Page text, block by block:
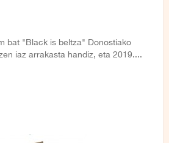
bat "Black is beltza" Donostiako
iaz arrakasta handiz, eta 2019....